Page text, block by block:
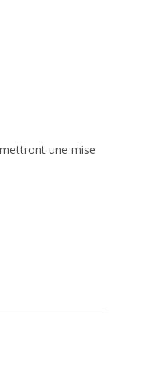
une mise